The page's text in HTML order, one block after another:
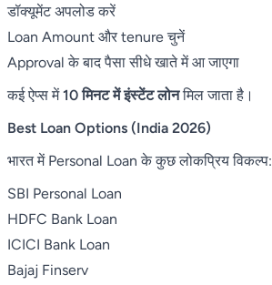
डॉक्यूमेंट अपलोड करें
Loan Amount और tenure चुनें
Approval के बाद पैसा सीधे खाते में आ जाएगा
कई ऐप्स में10 मिनट में इंस्टेंट लोनमिल जाता है।
Best Loan Options (India 2026)
भारत में Personal Loan के कुछ लोकप्रिय विकल्प:
SBI Personal Loan
HDFC Bank Loan
ICICI Bank Loan
Bajaj Finserv